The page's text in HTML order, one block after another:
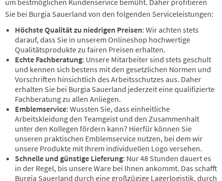
Sie bei Burgia Sauerland von den folgenden Serviceleistungen:
Höchste Qualität zu niedrigen Preisen: Wir achten stets
darauf, dass Sie in unserem Onlineshop hochwertige
Qualitätsprodukte zu fairen Preisen erhalten.
Echte Fachberatung: Unsere Mitarbeiter sind stets geschult
und kennen sich bestens mit den gesetzlichen Normen und
Vorschriften hinsichtlich des Arbeitsschutzes aus. Daher
erhalten Sie bei Burgia Sauerland jederzeit eine qualifizierte
Fachberatung zu allen Anliegen.
Emblemservice: Wussten Sie, dass einheitliche
Arbeitskleidung den Teamgeist und den Zusammenhalt
unter den Kollegen fördern kann? Hierfür können Sie
unseren praktischen Emblemservice nutzen, bei dem wir
unsere Produkte mit Ihrem individuellen Logo versehen.
Schnelle und günstige Lieferung: Nur 48 Stunden dauert es
in der Regel, bis unsere Ware bei Ihnen ankommt. Das schafft
Burgia Sauerland durch eine großzügige Lagerlogistik, durch